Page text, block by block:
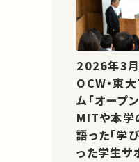
2026年3
OCW・東
ム「オープ
MITや本学
語った「学
った学生サ